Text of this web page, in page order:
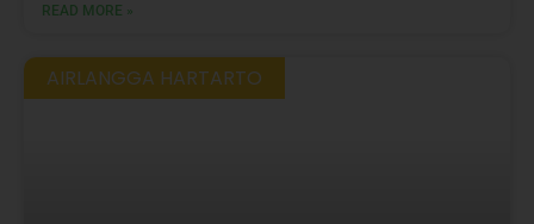
READ MORE »
AIRLANGGA HARTARTO